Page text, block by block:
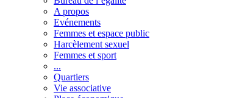
A propos
Evénements
Femmes et espace public
Harcèlement sexuel
Femmes et sport
...
Quartiers
Vie associative